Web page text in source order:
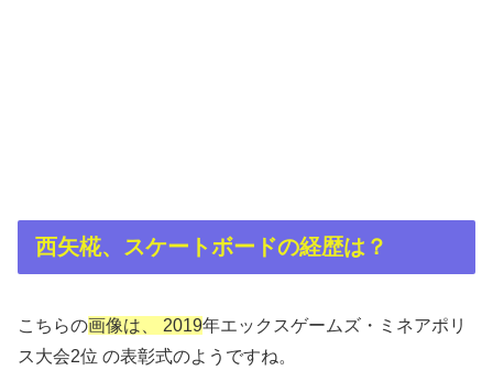
西矢椛、スケートボードの経歴は？
こちらの画像は、 2019年エックスゲームズ・ミネアポリ
ス大会2位 の表彰式のようですね。